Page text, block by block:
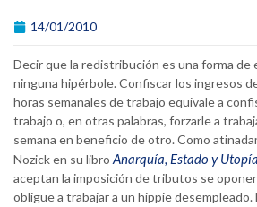
14/01/2010
Decir que la redistribución es una forma de
ninguna hipérbole. Confiscar los ingresos
horas semanales de trabajo equivale a
trabajo o, en otras palabras, forzarle a
semana en beneficio de otro. Como
Nozick en su libro Anarquía, Estado y Utopía
aceptan la imposición de tributos se
obligue a trabajar a un hippie desempleado.